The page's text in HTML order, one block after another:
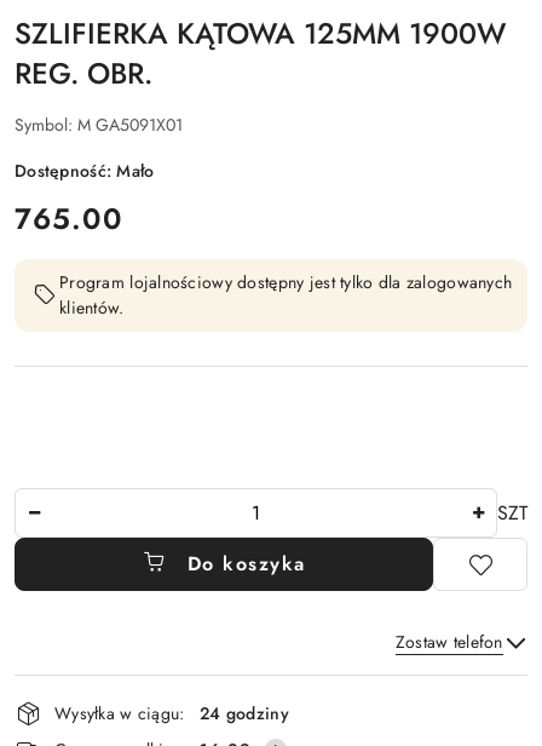
SZLIFIERKA KĄTOWA 125MM 1900W
REG. OBR.
Symbol: M GA5091X01
Dostępność:Mało
cena:
765.00
Program lojalnościowy dostępny jest tylko dla zalogowanych
klientów.
SZT
Do koszyka
Zostaw telefon
Dostępność
i
Wysyłka w ciągu:
24 godziny